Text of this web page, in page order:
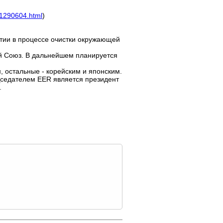
)
в процессе очистки окружающей
Союз. В дальнейшем планируется
- корейским и японским.
EER является президент